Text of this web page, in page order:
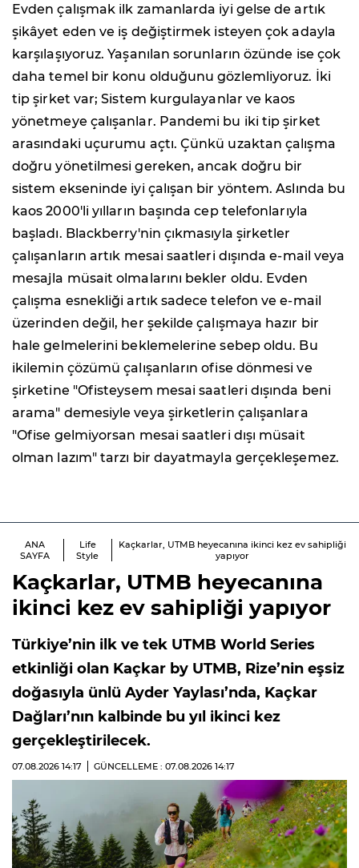
Evden çalışmak ilk zamanlarda iyi gelse de artık
şikâyet eden ve iş değiştirmek isteyen çok adayla
karşılaşıyoruz. Yaşanılan sorunların özünde ise çok
daha temel bir konu olduğunu gözlemliyoruz. İki
tip şirket var; Sistem kurgulayanlar ve kaos
yönetmeye çalışanlar. Pandemi bu iki tip şirket
arasındaki uçurumu açtı. Çünkü uzaktan çalışma
doğru yönetilmesi gereken, ancak doğru bir
sistem ekseninde iyi çalışan bir yöntem. Aslında bu
kaos 2000'li yılların başında cep telefonlarıyla
başladı. Blackberry'nin çıkmasıyla şirketler
çalışanların artık mesai saatleri dışında e-mail veya
mesajla müsait olmalarını bekler oldu. Evden
çalışma esnekliği artık sadece telefon ve e-mail
üzerinden değil, her şekilde çalışmaya hazır bir
hale gelmelerini beklemelerine sebep oldu. Bu
ikilemin çözümü çalışanların ofise dönmesi ve
şirketine "Ofisteysem mesai saatleri dışında beni
arama" demesiyle veya şirketlerin çalışanlara
"Ofise gelmiyorsan mesai saatleri dışı müsait
olman lazım" tarzı bir dayatmayla gerçekleşemez.
ANA
SAYFA
Life
Style
Kaçkarlar, UTMB heyecanına ikinci kez ev sahipliği
yapıyor
Kaçkarlar, UTMB heyecanına
ikinci kez ev sahipliği yapıyor
Türkiye’nin ilk ve tek UTMB World Series
etkinliği olan Kaçkar by UTMB, Rize’nin eşsiz
doğasıyla ünlü Ayder Yaylası’nda, Kaçkar
Dağları’nın kalbinde bu yıl ikinci kez
gerçekleştirilecek.
07.08.2026 14:17 GÜNCELLEME : 07.08.2026 14:17